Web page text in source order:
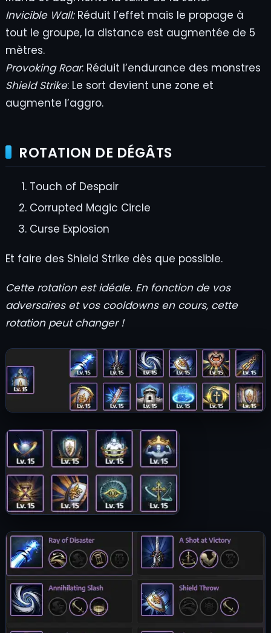
Invicible Wall:Réduit l’effet mais le propage à
tout le groupe, la distance est augmentée de 5
mètres.
Provoking Roar: Réduit l’endurance des monstres
Shield Strike: Le sort devient une zone et
augmente l’aggro.
ROTATION DE DÉGÂTS
Touch of Despair
Corrupted Magic Circle
Curse Explosion
Et faire des Shield Strike dès que possible.
Cette rotation est idéale. En fonction de vos
adversaires et vos cooldowns en cours, cette
rotation peut changer !